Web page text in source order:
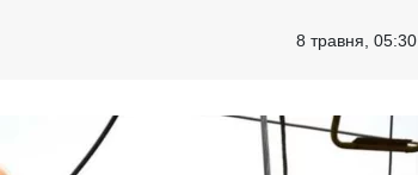
8 травня, 05:30